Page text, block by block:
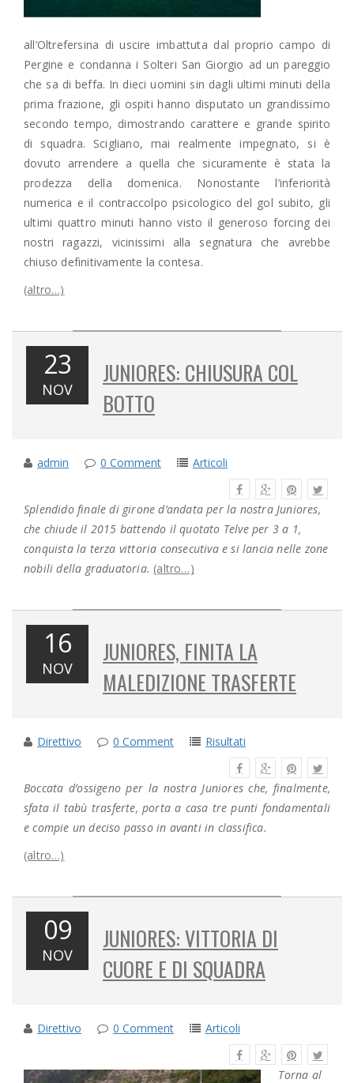
all’Oltrefersina di uscire imbattuta dal proprio campo di
Pergine e condanna i Solteri San Giorgio ad un pareggio
che sa di beffa. In dieci uomini sin dagli ultimi minuti della
prima frazione, gli ospiti hanno disputato un grandissimo
secondo tempo, dimostrando carattere e grande spirito
di squadra. Scigliano, mai realmente impegnato, si è
dovuto arrendere a quella che sicuramente è stata la
prodezza della domenica. Nonostante l’inferiorità
numerica e il contraccolpo psicologico del gol subito, gli
ultimi quattro minuti hanno visto il generoso forcing dei
nostri ragazzi, vicinissimi alla segnatura che avrebbe
chiuso definitivamente la contesa.
(altro…)
23
NOV
JUNIORES: CHIUSURA COL
BOTTO
admin 0 Comment Articoli
Splendido finale di girone d’andata per la nostra Juniores,
che chiude il 2015 battendo il quotato Telve per 3 a 1,
conquista la terza vittoria consecutiva e si lancia nelle zone
nobili della graduatoria. (altro…)
16
NOV
JUNIORES, FINITA LA
MALEDIZIONE TRASFERTE
Direttivo 0 Comment Risultati
Boccata d’ossigeno per la nostra Juniores che, finalmente,
sfata il tabù trasferte, porta a casa tre punti fondamentali
e compie un deciso passo in avanti in classifica.
(altro…)
09
NOV
JUNIORES: VITTORIA DI
CUORE E DI SQUADRA
Direttivo 0 Comment Articoli
Torna al